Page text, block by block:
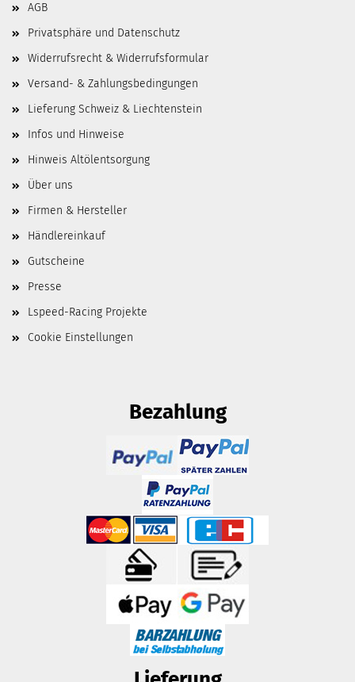
AGB
Privatsphäre und Datenschutz
Widerrufsrecht & Widerrufsformular
Versand- & Zahlungsbedingungen
Lieferung Schweiz & Liechtenstein
Infos und Hinweise
Hinweis Altölentsorgung
Über uns
Firmen & Hersteller
Händlereinkauf
Gutscheine
Presse
Lspeed-Racing Projekte
Cookie Einstellungen
Bezahlung